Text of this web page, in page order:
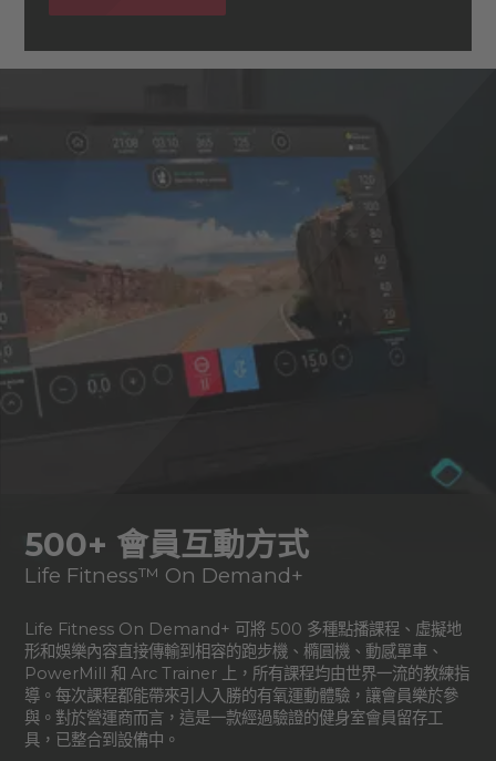
500+ 會員互動方式
Life Fitness™ On Demand+
Life Fitness On Demand+ 可將 500 多種點播課程、虛擬地
形和娛樂內容直接傳輸到相容的跑步機、橢圓機、動感單車、
PowerMill 和 Arc Trainer 上，所有課程均由世界一流的教練指
導。每次課程都能帶來引人入勝的有氧運動體驗，讓會員樂於參
與。對於營運商而言，這是一款經過驗證的健身室會員留存工
具，已整合到設備中。